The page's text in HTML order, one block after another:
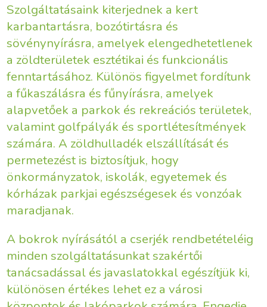
Szolgáltatásaink kiterjednek a kert
karbantartásra, bozótirtásra és
sövénynyírásra, amelyek elengedhetetlenek
a zöldterületek esztétikai és funkcionális
fenntartásához. Különös figyelmet fordítunk
a fűkaszálásra és fűnyírásra, amelyek
alapvetőek a parkok és rekreációs területek,
valamint golfpályák és sportlétesítmények
számára. A zöldhulladék elszállítását és
permetezést is biztosítjuk, hogy
önkormányzatok, iskolák, egyetemek és
kórházak parkjai egészségesek és vonzóak
maradjanak.
A bokrok nyírásától a cserjék rendbetételéig
minden szolgáltatásunkat szakértői
tanácsadással és javaslatokkal egészítjük ki,
különösen értékes lehet ez a városi